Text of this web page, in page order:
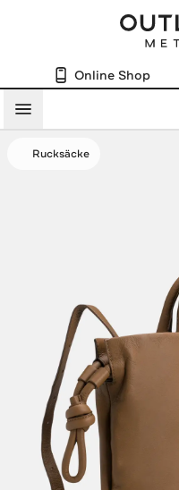
Online Shop
Menü
Rucksäcke